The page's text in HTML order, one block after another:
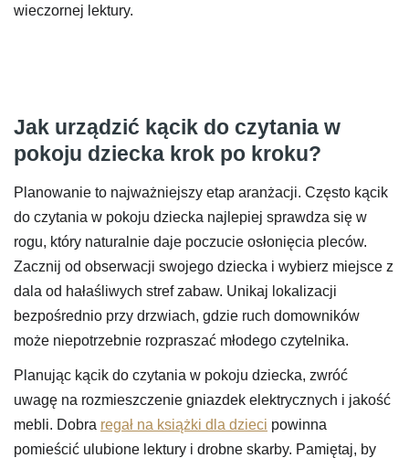
wieczornej lektury.
Jak urządzić kącik do czytania w
pokoju dziecka krok po kroku?
Planowanie to najważniejszy etap aranżacji. Często kącik
do czytania w pokoju dziecka najlepiej sprawdza się w
rogu, który naturalnie daje poczucie osłonięcia pleców.
Zacznij od obserwacji swojego dziecka i wybierz miejsce z
dala od hałaśliwych stref zabaw. Unikaj lokalizacji
bezpośrednio przy drzwiach, gdzie ruch domowników
może niepotrzebnie rozpraszać młodego czytelnika.
Planując kącik do czytania w pokoju dziecka, zwróć
uwagę na rozmieszczenie gniazdek elektrycznych i jakość
mebli. Dobra regał na książki dla dzieci powinna
pomieścić ulubione lektury i drobne skarby. Pamiętaj, by